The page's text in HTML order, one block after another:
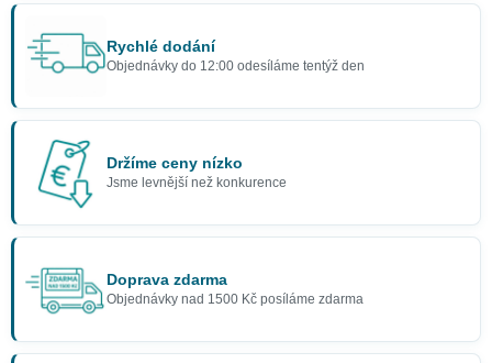
Rychlé dodání
Objednávky do 12:00 odesíláme tentýž den
Držíme ceny nízko
Jsme levnější než konkurence
Doprava zdarma
Objednávky nad 1500 Kč posíláme zdarma